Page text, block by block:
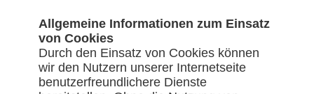
Allgemeine Informationen zum Einsatz
von Cookies
Durch den Einsatz von Cookies können
wir den Nutzern unserer Internetseite
benutzerfreundlichere Dienste